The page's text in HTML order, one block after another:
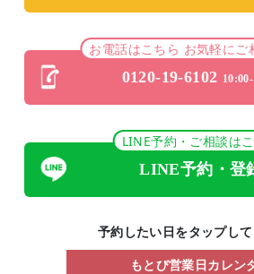
お電話はこちら お気軽にご
0120-19-6102
LINE予約・ご相談は
LINE予約・登
予約したい日をタップし
もとび営業日カレン